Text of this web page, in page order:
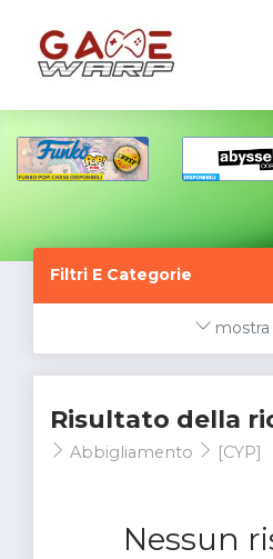
Filtri E Categorie
Risultato della
Abbigliamento [CYP]
Nessun